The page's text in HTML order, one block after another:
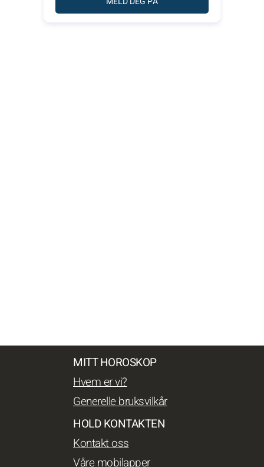
MITT HOROSKOP
Hvem er vi?
Generelle bruksvilkår
HOLD KONTAKTEN
Kontakt oss
Våre mobilapper